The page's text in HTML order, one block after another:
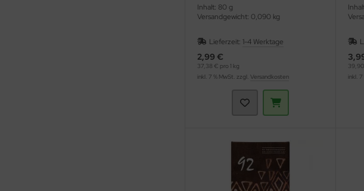
Inhalt: 80 g
Versandgewicht: 0,090 kg
Lieferzeit: 1-4 Werktage
2,99 €
37,38 € pro 1 kg
inkl. 7 % MwSt. zzgl. Versandkosten
inkl.